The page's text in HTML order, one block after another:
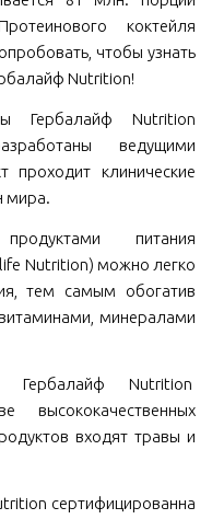
коктейля
чтобы узнать
Nutrition!
Гербалайф Nutrition
ведущими
проходит клинические
мира.
продуктами питания
Nutrition) можно легко
тем самым обогатив
минералами
Гербалайф Nutrition
высококачественных
входят травы и
сертифицированна